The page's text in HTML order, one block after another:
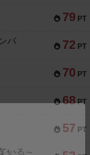
79 PT
72 PT
バ
70 PT
68 PT
57 PT
いる～